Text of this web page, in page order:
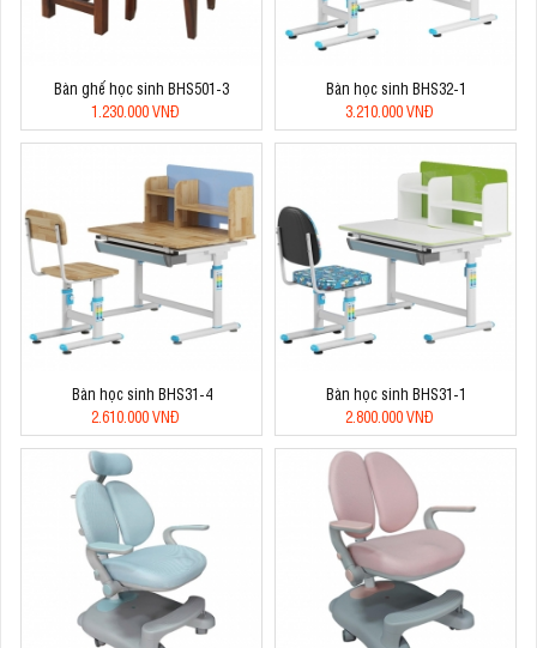
Bàn ghế học sinh BHS501-3
1.230.000 VNĐ
Bàn học sinh BHS32-1
3.210.000 VNĐ
Bàn học sinh BHS31-4
2.610.000 VNĐ
Bàn học sinh BHS31-1
2.800.000 VNĐ